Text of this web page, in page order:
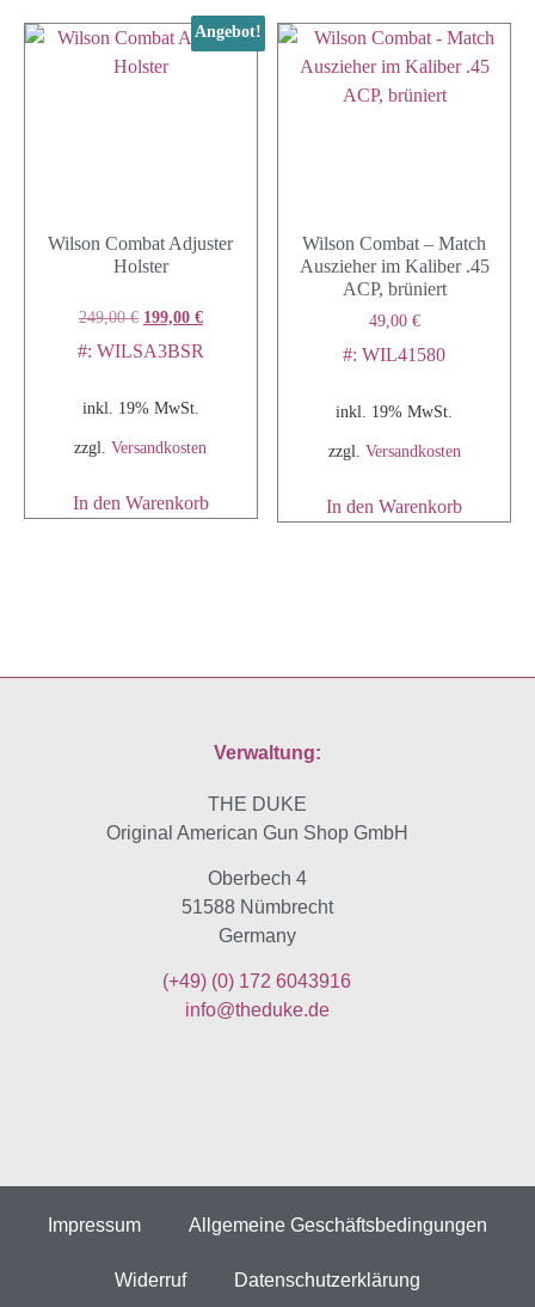
Angebot!
Wilson Combat Adjuster
Holster
249,00€ 199,00 €
#: WILSA3BSR
inkl. 19% MwSt.
zzgl.Versandkosten
In den Warenkorb
Wilson Combat – Match
Auszieher im Kaliber .45
ACP, brüniert
49,00 €
#: WIL41580
inkl. 19% MwSt.
zzgl. Versandkosten
In den Warenkorb
Verwaltung:
THE DUKE
Original American Gun Shop GmbH
Oberbech 4
51588 Nümbrecht
Germany
(+49) (0) 172 6043916
info@theduke.de
Impressum Allgemeine Geschäftsbedingungen
Widerruf Datenschutzerklärung